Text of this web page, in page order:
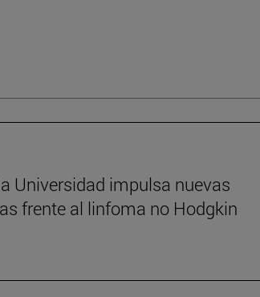
Universidad impulsa nuevas
frente al linfoma no Hodgkin